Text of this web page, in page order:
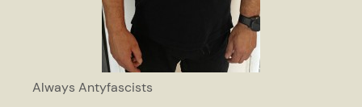
Always Antyfascists